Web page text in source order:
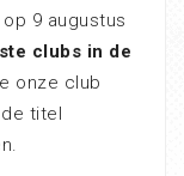
9 augustus
clubs in de
onze club
titel